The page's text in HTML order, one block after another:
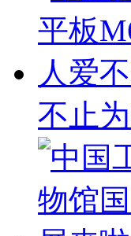
不止